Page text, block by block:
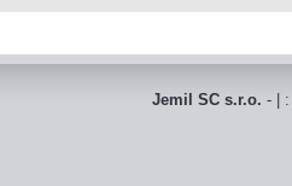
Jemil SC s.r.o. - |